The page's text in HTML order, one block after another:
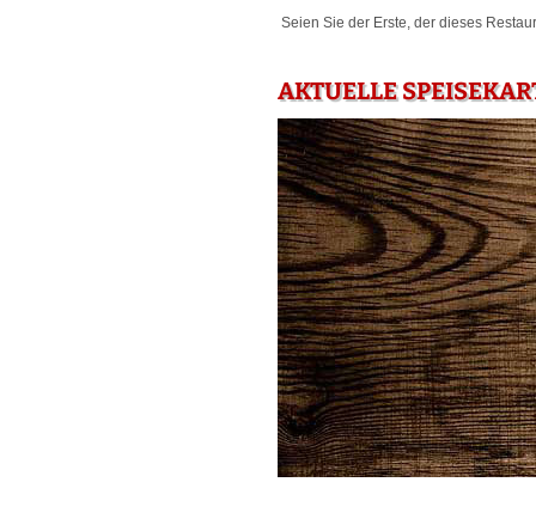
Seien Sie der Erste, der dieses
AKTUELLE